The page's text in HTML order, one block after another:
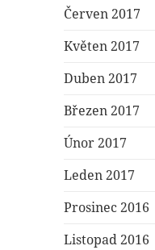
Červen 2017
Květen 2017
Duben 2017
Březen 2017
Únor 2017
Leden 2017
Prosinec 2016
Listopad 2016